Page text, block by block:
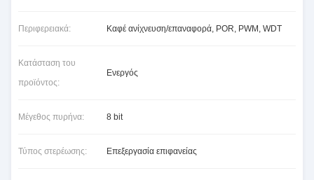
Περιφερειακά: Καφέ ανίχνευση/επαναφορά, POR, PWM, WDT
Κατάσταση του
προϊόντος:
Ενεργός
Μέγεθος πυρήνα: 8 bit
Τύπος στερέωσης: Επεξεργασία επιφανείας